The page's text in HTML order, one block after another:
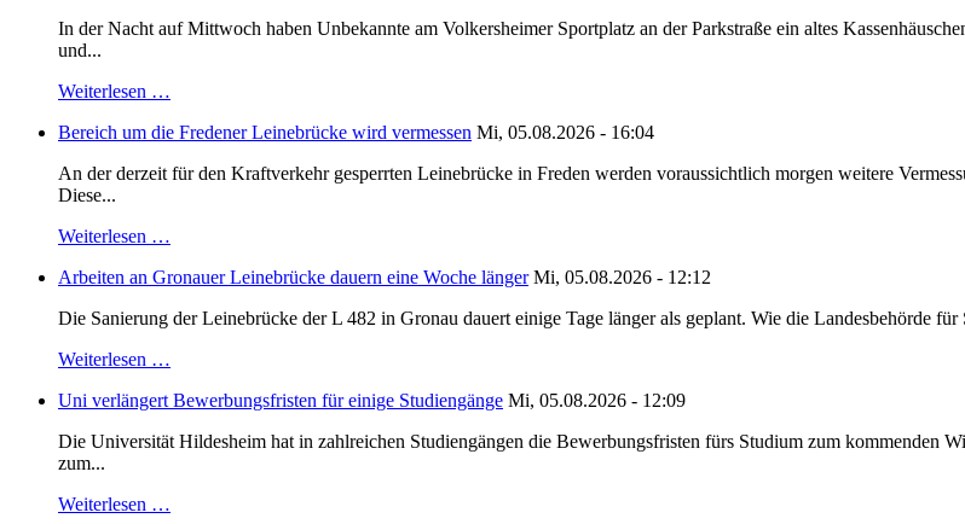
In der Nacht auf Mittwoch haben Unbekannte am Volkersheimer Sportplatz an der Parkstraße ein altes
und...
Weiterlesen …
Bereich um die Fredener Leinebrücke wird vermessen Mi, 05.08.2026 - 16:04
An der derzeit für den Kraftverkehr gesperrten Leinebrücke in Freden werden voraussichtlich morgen weitere
Diese...
Weiterlesen …
Arbeiten an Gronauer Leinebrücke dauern eine Woche länger Mi, 05.08.2026 - 12:12
Die Sanierung der Leinebrücke der L 482 in Gronau dauert einige Tage länger als geplant. Wie die Landesbehörde
Weiterlesen …
Uni verlängert Bewerbungsfristen für einige Studiengänge Mi, 05.08.2026 - 12:09
Die Universität Hildesheim hat in zahlreichen Studiengängen die Bewerbungsfristen fürs Studium zum kommenden
zum...
Weiterlesen …